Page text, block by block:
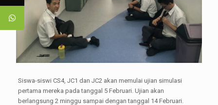
Siswa-siswi CS4, JC1 dan JC2 akan memulai ujian simulasi
pertama mereka pada tanggal 5 Februari. Ujian akan
berlangsung 2 minggu sampai dengan tanggal 14 Februari.